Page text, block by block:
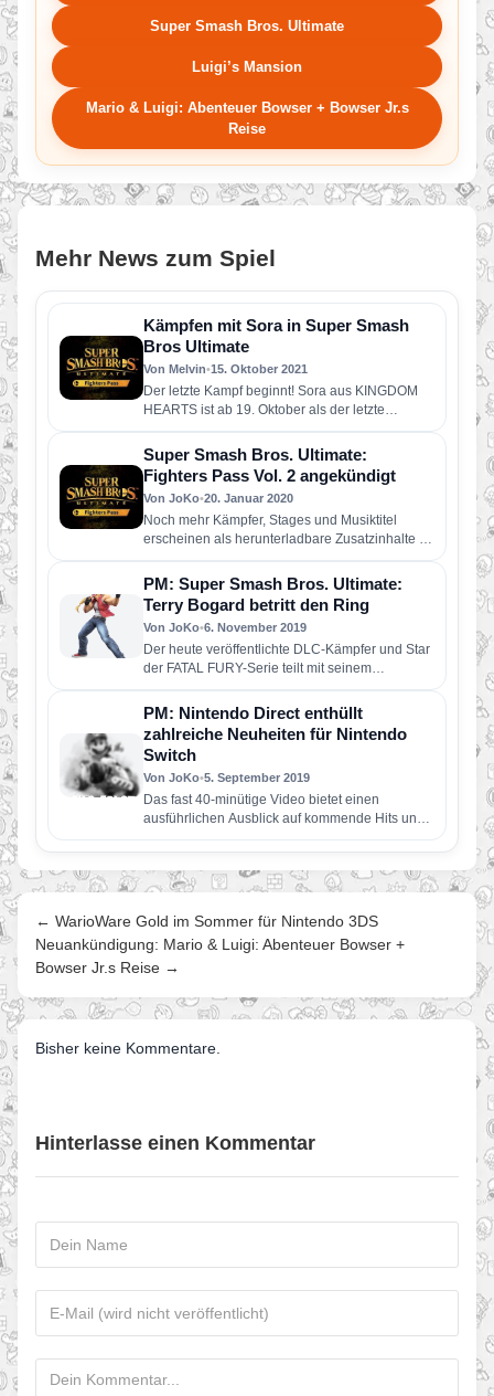
Super Smash Bros. Ultimate
Luigi’s Mansion
Mario & Luigi: Abenteuer Bowser + Bowser Jr.s
Reise
Mehr News zum Spiel
Kämpfen mit Sora in Super Smash
Bros Ultimate
Von Melvin•15. Oktober 2021
Der letzte Kampf beginnt! Sora aus KINGDOM
HEARTS ist ab 19. Oktober als der letzte
Kämpfer in Super…
Super Smash Bros. Ultimate:
Fighters Pass Vol. 2 angekündigt
Von JoKo•20. Januar 2020
Noch mehr Kämpfer, Stages und Musiktitel
erscheinen als herunterladbare Zusatzinhalte für
Super Smash Bros. Ultimate! Mit dem Fighters…
PM: Super Smash Bros. Ultimate:
Terry Bogard betritt den Ring
Von JoKo•6. November 2019
Der heute veröffentlichte DLC-Kämpfer und Star
der FATAL FURY-Serie teilt mit seinem
einzigartigen Kampfstil kräftig aus Terrys
Spielweise…
PM: Nintendo Direct enthüllt
zahlreiche Neuheiten für Nintendo
Switch
Von JoKo•5. September 2019
Das fast 40-minütige Video bietet einen
ausführlichen Ausblick auf kommende Hits und
enthüllt Inhalte, die ab sofort verfügbar…
← WarioWare Gold im Sommer für Nintendo 3DS
Neuankündigung: Mario & Luigi: Abenteuer Bowser +
Bowser Jr.s Reise →
Bisher keine Kommentare.
Hinterlasse einen Kommentar